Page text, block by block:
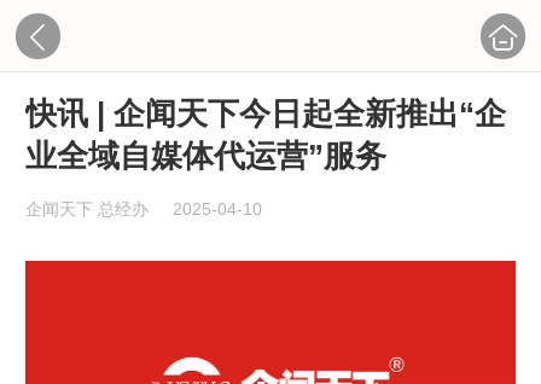
快讯 | 企闻天下今日起全新推出“企
业全域自媒体代运营”服务
企闻天下 总经办 2025-04-10